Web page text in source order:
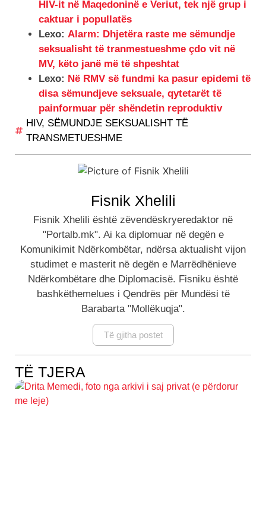
HIV-it në Maqedoninë e Veriut, tek një grup i
caktuar i popullatës
Lexo: Alarm: Dhjetëra raste me sëmundje
seksualisht të tranmestueshme çdo vit në
MV, këto janë më të shpeshtat
Lexo: Në RMV së fundmi ka pasur epidemi të
disa sëmundjeve seksuale, qytetarët të
painformuar për shëndetin reproduktiv
HIV, SËMUNDJE SEKSUALISHT TË
TRANSMETUESHME
Fisnik Xhelili
Fisnik Xhelili është zëvendëskryeredaktor në
"Portalb.mk". Ai ka diplomuar në degën e
Komunikimit Ndërkombëtar, ndërsa aktualisht vijon
studimet e masterit në degën e Marrëdhënieve
Ndërkombëtare dhe Diplomacisë. Fisniku është
bashkëthemelues i Qendrës për Mundësi të
Barabarta "Mollëkuqja".
Të gjitha postet
TË TJERA